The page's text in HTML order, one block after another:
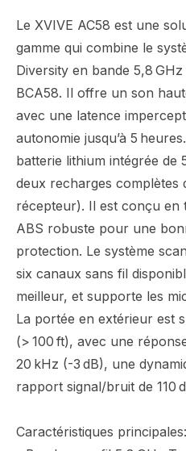
Le XVIVE AC58 est une
gamme qui combine le
Diversity en bande 5,8
BCA58. Il offre un son
avec une latence
autonomie jusqu’à 5
batterie lithium intégrée de
deux recharges complètes
récepteur). Il est conçu en
ABS robuste pour une
protection. Le système
six canaux sans fil
meilleur, et supporte les
La portée en extérieur est
(> 100 ft), avec une
20 kHz (-3 dB), une
rapport signal/bruit de 110
Caractéristiques principales: